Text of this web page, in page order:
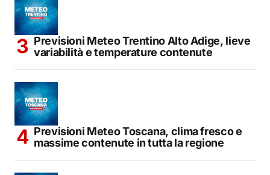
Previsioni Meteo Trentino Alto Adige, lieve
variabilità e temperature contenute
Previsioni Meteo Toscana, clima fresco e
massime contenute in tutta la regione